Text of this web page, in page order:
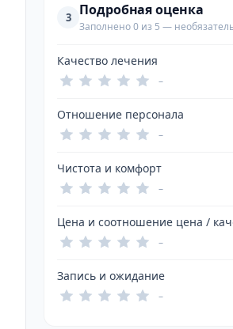
3 Подробная оценка
Заполнено 0 из 5 —
Качество лечения
–
Отношение персонала
–
Чистота и комфорт
–
Цена и соотношение цена /
–
Запись и ожидание
–